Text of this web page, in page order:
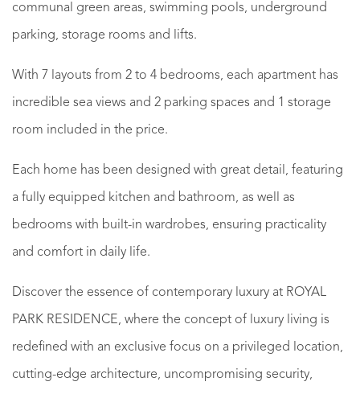
communal green areas, swimming pools, underground
parking, storage rooms and lifts.
With 7 layouts from 2 to 4 bedrooms, each apartment has
incredible sea views and 2 parking spaces and 1 storage
room included in the price.
Each home has been designed with great detail, featuring
a fully equipped kitchen and bathroom, as well as
bedrooms with built-in wardrobes, ensuring practicality
and comfort in daily life.
Discover the essence of contemporary luxury at ROYAL
PARK RESIDENCE, where the concept of luxury living is
redefined with an exclusive focus on a privileged location,
cutting-edge architecture, uncompromising security,